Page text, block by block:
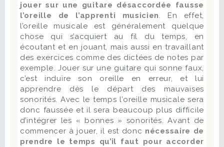
jouer sur une guitare désaccordée fausse
l’oreille de l’apprenti musicien. En effet,
l’oreille musicale est généralement quelque
chose qui s’acquiert au fil du temps, en
écoutant et en jouant, mais aussi en travaillant
des exercices comme des dictées de notes par
exemple. Jouer sur une guitare qui sonne faux,
c’est induire son oreille en erreur, et lui
apprendre dès le départ des mauvaises
sonorités. Avec le temps l’oreille musicale sera
donc faussée et il sera beaucoup plus difficile
d’intégrer les « bonnes » sonorités. Avant de
commencer à jouer, il est donc nécessaire de
prendre le temps qu’il faut pour accorder